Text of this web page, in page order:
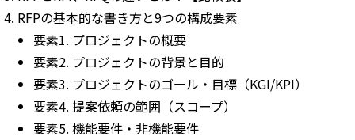
RFPの基本的な書き方と9つの構成要素
要素1. プロジェクトの概要
要素2. プロジェクトの背景と目的
要素3. プロジェクトのゴール・目標（KGI/KPI）
要素4. 提案依頼の範囲（スコープ）
要素5. 機能要件・非機能要件